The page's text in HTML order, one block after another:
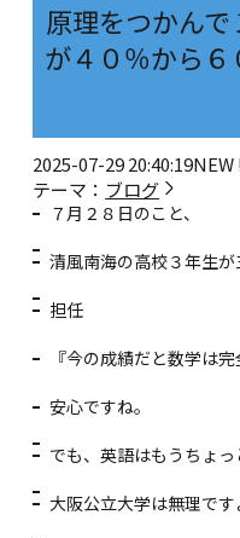
原理をつかん
が４０％から６
2025-07-29 20:40:19NEW !
テーマ： ブログ
７月２８日のこと、
清風南海の高校３年生が
担任
『今の成績だと数学は
安心ですね。
でも、英語はもうちょ
大阪公立大学は無理です